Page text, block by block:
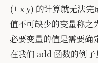
(+ x y) 的计算就无法
值不可缺少的变量称
必要变量的值是需要确
在我们 add 函数的例